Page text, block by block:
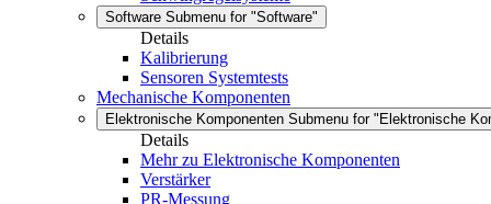
Software Submenu for "Software"
Details
Kalibrierung
Sensoren Systemtests
Mechanische Komponenten
Elektronische Komponenten Submenu for "Elektronische
Details
Mehr zu Elektronische Komponenten
Verstärker
PR-Messung